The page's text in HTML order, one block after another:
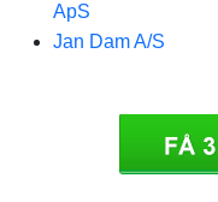
ApS
Jan Dam A/S